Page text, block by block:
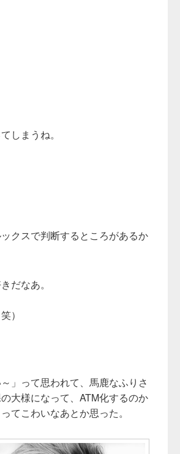
しまうね。
クスで判断するところがあるか
だなあ。
）
」って思われて、馬鹿なふりさ
大様になって、ATM化するのか
てこわいなあとか思った。